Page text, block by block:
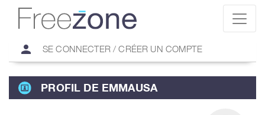
person SE CONNECTER / CRÉER UN COMPTE
PROFIL DE EMMAUSA